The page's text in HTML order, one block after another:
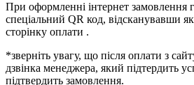
При оформленні інтернет замовлення
спеціальний QR код, відсканувавши
сторінку оплати .
*зверніть увагу, що після оплати з
дзвінка менеджера, який підтердить
підтвердить замовлення.